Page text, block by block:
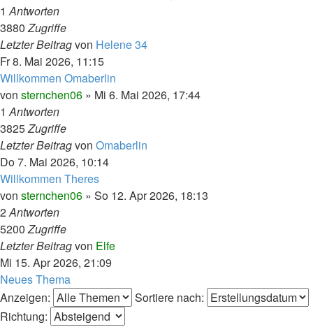
1Antworten
3880Zugriffe
Letzter Beitragvon Helene 34
Fr 8. Mai 2026, 11:15
Willkommen Omaberlin
von sternchen06 » Mi 6. Mai 2026, 17:44
1Antworten
3825Zugriffe
Letzter Beitragvon Omaberlin
Do 7. Mai 2026, 10:14
Willkommen Theres
von sternchen06 » So 12. Apr 2026, 18:13
2Antworten
5200Zugriffe
Letzter Beitragvon Elfe
Mi 15. Apr 2026, 21:09
Neues Thema
Anzeigen:
Sortiere nach:
Richtung: